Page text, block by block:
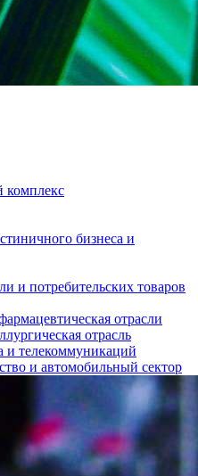
комплекс
бизнеса и
и потребительских товаров
отрасли
отрасль
и телекоммуникаций
и автомобильный сектор